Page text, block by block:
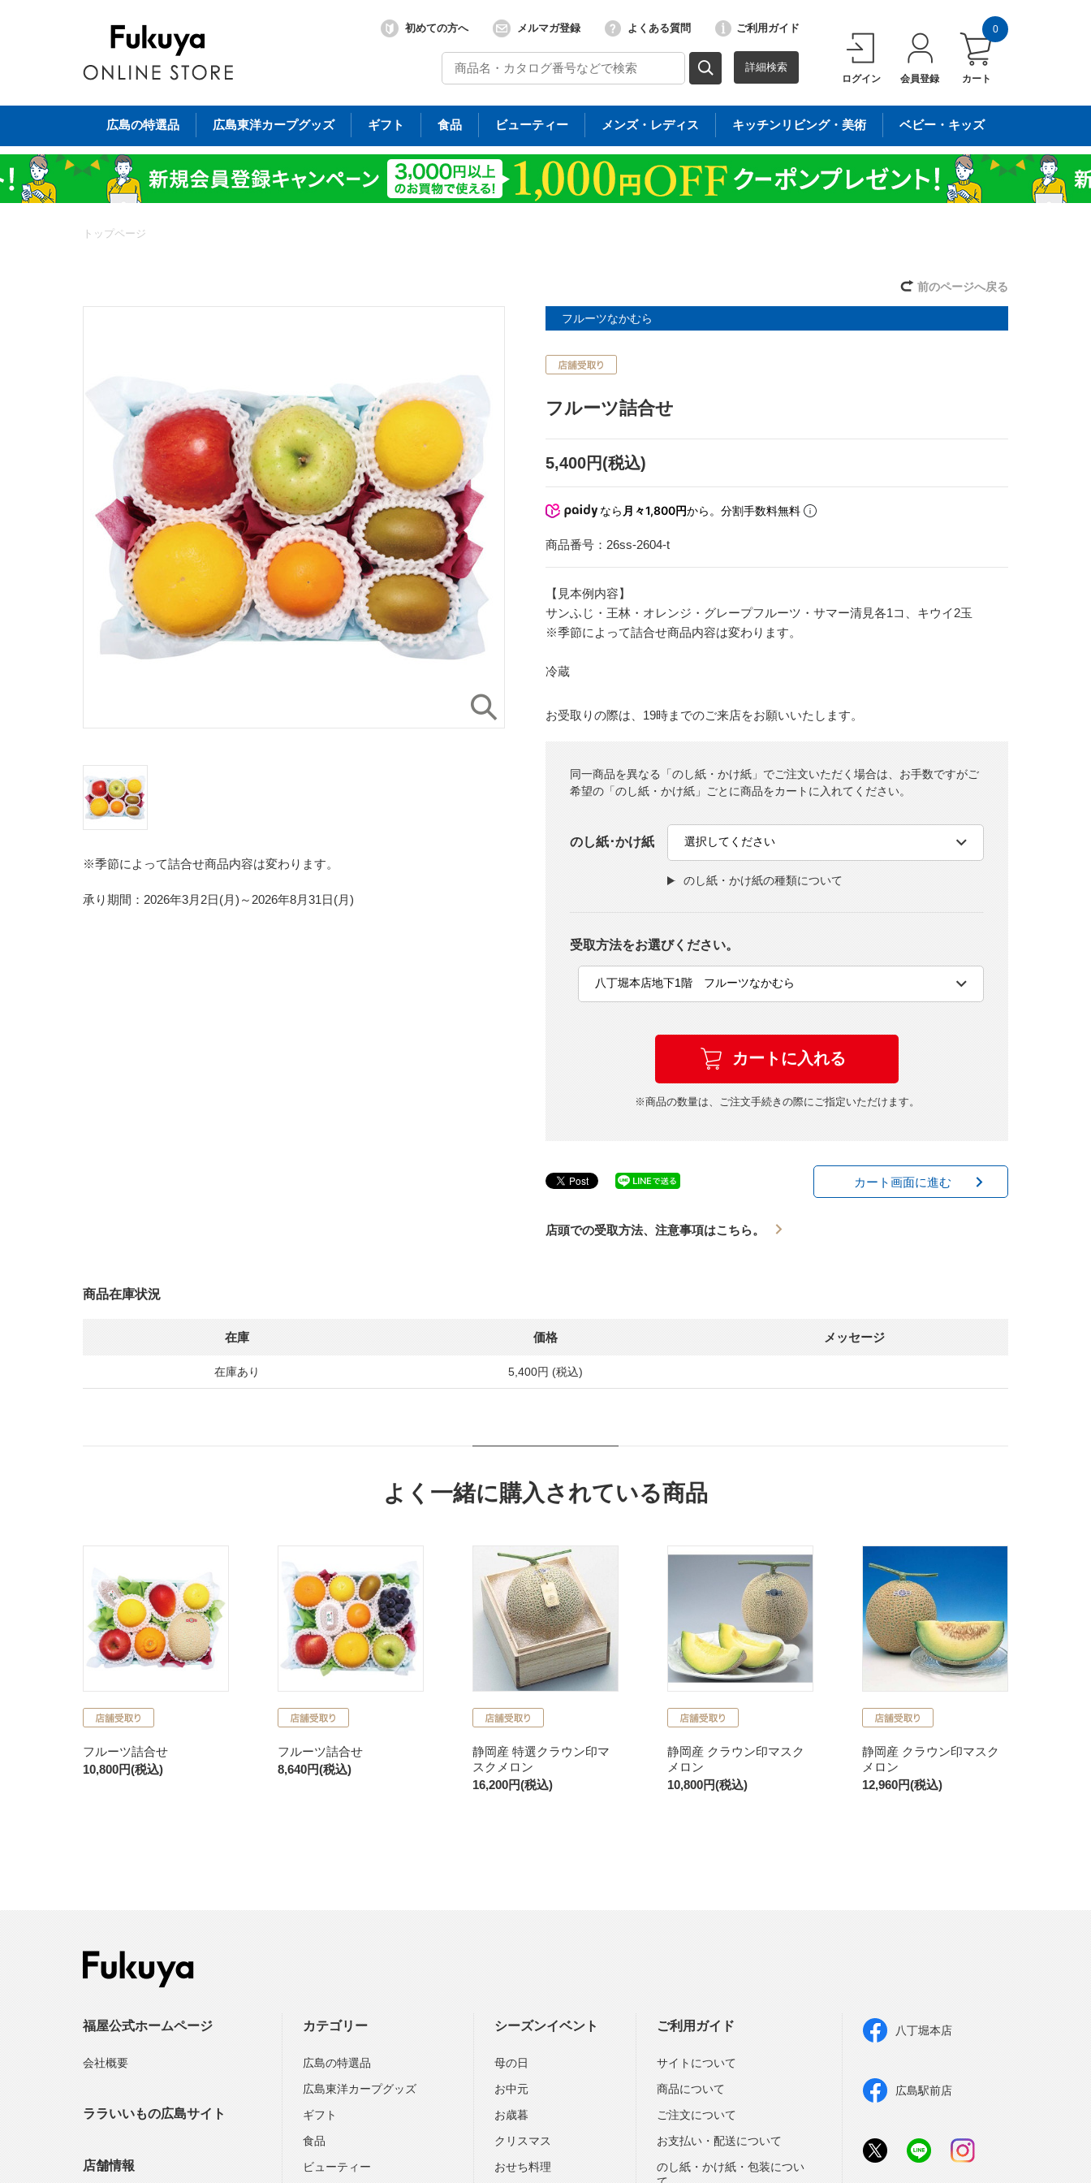
詳細検索
初めての方へ メルマガ登録 よくある質問 ご利用ガイド
ログイン 会員登録 カート
0
広島の特選品 広島東洋カープグッズ ギフト 食品 ビューティー メンズ・レディス キッチンリビング・美術 ベビー・キッズ
トップページ
前のページへ戻る
※季節によって詰合せ商品内容は変わります。
承り期間：2026年3月2日(月)～2026年8月31日(月)
フルーツなかむら
フルーツ詰合せ
5,400円(税込)
なら 月々1,800円から。分割手数料無料
商品番号： 26ss-2604-t
【見本例内容】
サンふじ・王林・オレンジ・グレープフルーツ・サマー清見各1コ、キウイ2玉
※季節によって詰合せ商品内容は変わります。
冷蔵
お受取りの際は、19時までのご来店をお願いいたします。
同一商品を異なる「のし紙・かけ紙」でご注文いただく場合は、お手数ですがご
希望の「のし紙・かけ紙」ごとに商品をカートに入れてください。
のし紙･かけ紙
のし紙・かけ紙の種類について
受取方法をお選びください。
※商品の数量は、ご注文手続きの際にご指定いただけます。
カート画面に進む
店頭での受取方法、注意事項はこちら。
商品在庫状況
在庫 価格 メッセージ
在庫あり 5,400円 (税込)
よく一緒に購入されている商品
フルーツ詰合せ
10,800円(税込)
フルーツ詰合せ
8,640円(税込)
静岡産 特選クラウン印マ
スクメロン
16,200円(税込)
静岡産 クラウン印マスク
メロン
10,800円(税込)
静岡産 クラウン印マスク
メロン
12,960円(税込)
福屋公式ホームページ
会社概要
ララいいもの広島サイト
店舗情報
カテゴリー
広島の特選品
広島東洋カープグッズ
ギフト
食品
ビューティー
シーズンイベント
母の日
お中元
お歳暮
クリスマス
おせち料理
ご利用ガイド
サイトについて
商品について
ご注文について
お支払い・配送について
のし紙・かけ紙・包装につい
八丁堀本店
広島駅前店